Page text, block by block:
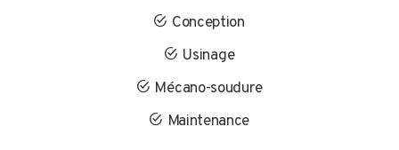
Conception
Usinage
Mécano-soudure
Maintenance